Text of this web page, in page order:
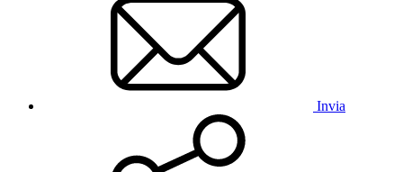
Invia